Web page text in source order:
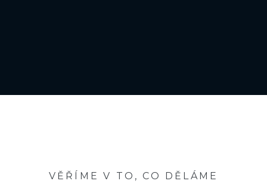
VĚŘÍME V TO, CO DĚLÁME